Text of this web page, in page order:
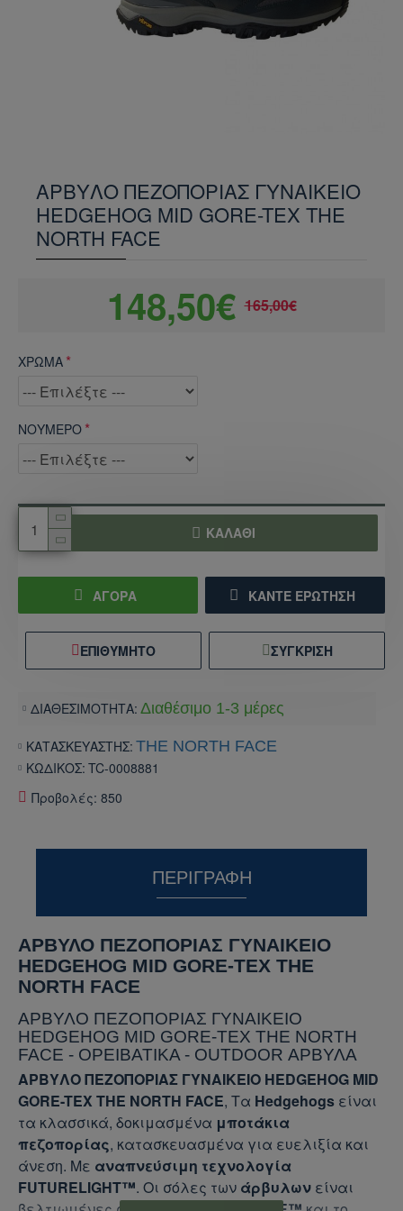
ΑΡΒΥΛΟ ΠΕΖΟΠΟΡΙΑΣ ΓΥΝΑΙΚΕΙΟ
HEDGEHOG MID GORE-TEX THE
NORTH FACE
ΔΙΑΘΕΣΙΜΟΤΗΤΑ: Διαθέσιμο 1-3 μέρες
ΚΑΤΑΣΚΕΥΑΣΤΗΣ: THE NORTH FACE
ΚΩΔΙΚΟΣ: TC-0008881
Προβολές: 850
148,50€ 165,00€
ΧΡΩΜΑ
ΝΟΥΜΕΡΟ
ΚΑΛΆΘΙ
ΑΓΟΡΑ ΚΆΝΤΕ ΕΡΏΤΗΣΗ
ΕΠΙΘΥΜΗΤΌ ΣΎΓΚΡΙΣΗ
ΠΕΡΙΓΡΑΦΉ
ΑΡΒΥΛΟ ΠΕΖΟΠΟΡΙΑΣ ΓΥΝΑΙΚΕΙΟ
HEDGEHOG MID GORE-TEX THE
NORTH FACE
ΑΡΒΥΛΟ ΠΕΖΟΠΟΡΙΑΣ ΓΥΝΑΙΚΕΙΟ
HEDGEHOG MID GORE-TEX THE NORTH
FACE - ΟΡΕΙΒΑΤΙΚΑ - OUTDOOR ΑΡΒΥΛΑ
ΑΡΒΥΛΟ ΠΕΖΟΠΟΡΙΑΣ ΓΥΝΑΙΚΕΙΟ HEDGEHOG MID
GORE-TEX THE NORTH FACE, Τα Hedgehogs είναι
τα κλασσικά, δοκιμασμένα μποτάκια
πεζοπορίας, κατασκευασμένα για ευελιξία και
άνεση. Με αναπνεύσιμη τεχνολογία
FUTURELIGHT™. Οι σόλες των άρβυλων είναι